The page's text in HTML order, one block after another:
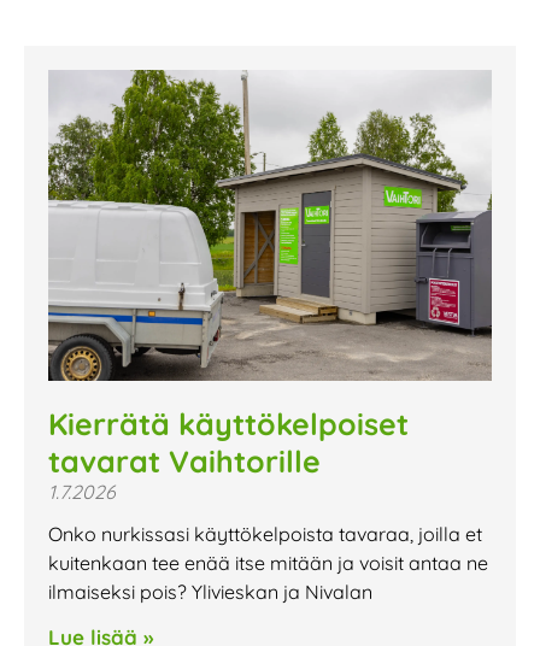
Kierrätä käyttökelpoiset
tavarat Vaihtorille
1.7.2026
Onko nurkissasi käyttökelpoista tavaraa, joilla et
kuitenkaan tee enää itse mitään ja voisit antaa ne
ilmaiseksi pois? Ylivieskan ja Nivalan
Lue lisää »